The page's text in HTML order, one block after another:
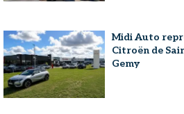
Midi Auto
Citroën de
Gemy